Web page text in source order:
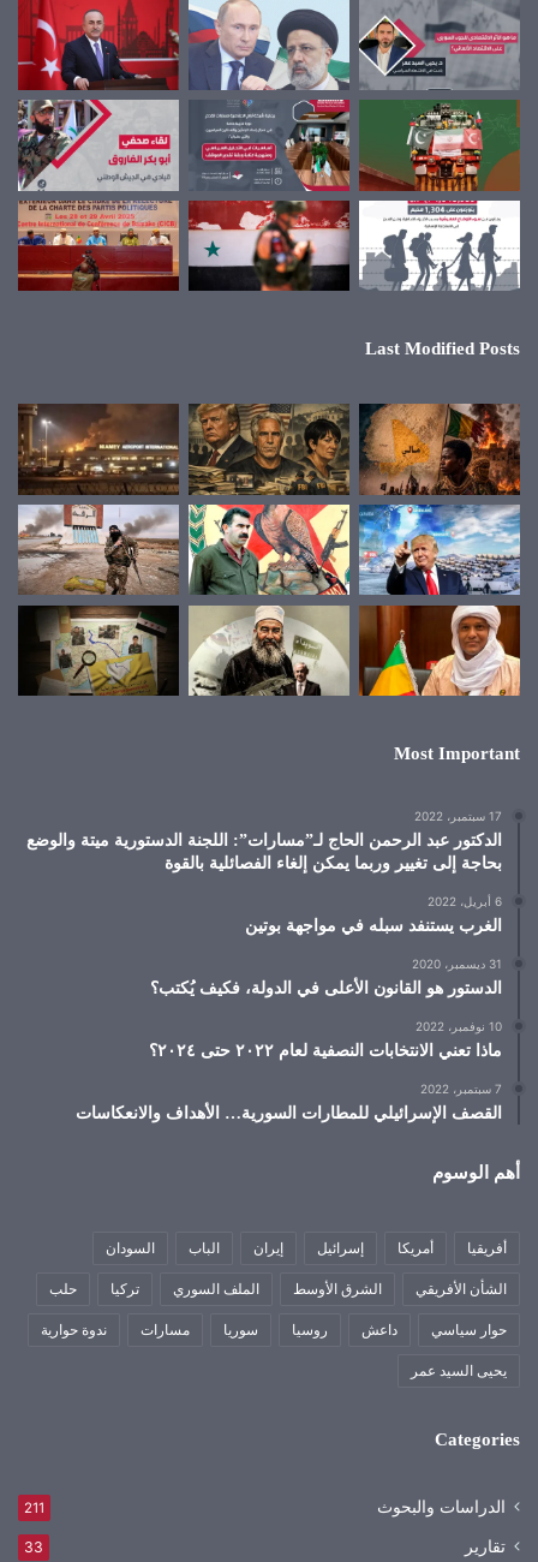
Last Modified Posts
Most Important
17 سبتمبر، 2022
الدكتور عبد الرحمن الحاج لـ”مسارات”: اللجنة الدستورية ميتة والوضع
بحاجة إلى تغيير وربما يمكن إلغاء الفصائلية بالقوة
6 أبريل، 2022
الغرب يستنفد سبله في مواجهة بوتين
31 ديسمبر، 2020
الدستور هو القانون الأعلى في الدولة، فكيف يُكتب؟
10 نوفمبر، 2022
ماذا تعني الانتخابات النصفية لعام ٢٠٢٢ حتى ٢٠٢٤؟
7 سبتمبر، 2022
القصف الإسرائيلي للمطارات السورية… الأهداف والانعكاسات
أهم الوسوم
أفريقيا أمريكا إسرائيل إيران الباب السودان
الشأن الأفريقي الشرق الأوسط الملف السوري تركيا حلب
حوار سياسي داعش روسيا سوريا مسارات ندوة حوارية
يحيى السيد عمر
Categories
الدراسات والبحوث 211
تقارير 33